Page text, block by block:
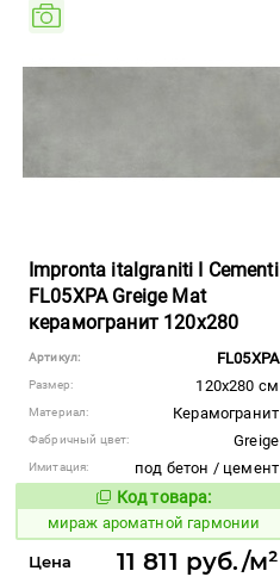
Impronta italgraniti I Cementi
FL05XPA Greige Mat
керамогранит 120x280
Артикул: FL05XPA
Размер: 120x280 см
Материал: Керамогранит
Фабричный цвет: Greige
Имитация:
под бетон / цемент
Код товара:
984641 Код товара:
мираж ароматной гармонии
Цена 11 811 руб./м²